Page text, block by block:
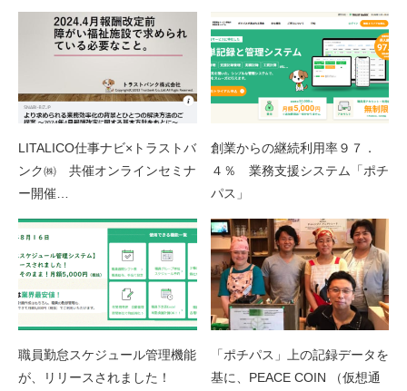
LITALICO仕事ナビ×トラストバ
ンク㈱ 共催オンラインセミナ
ー開催…
創業からの継続利用率９７．
４％ 業務支援システム「ポチ
パス」
職員勤怠スケジュール管理機能
が、リリースされました！
「ポチパス」上の記録データを
基に、PEACE COIN （仮想通